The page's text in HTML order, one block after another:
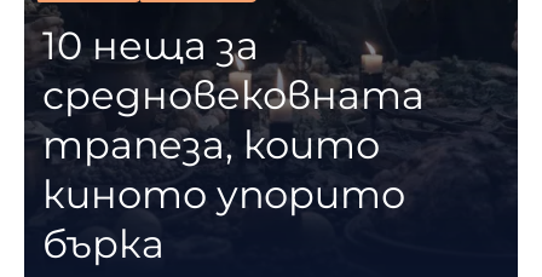
10 неща за
средновековната
трапеза, които
киното упорито
бърка